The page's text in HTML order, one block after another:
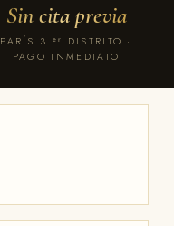
Sin cita previa
PARÍS 3.ᵉʳ DISTRITO ·
PAGO INMEDIATO